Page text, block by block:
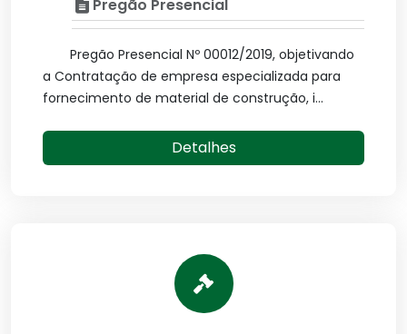
Pregão Presencial
Pregão Presencial Nº 00012/2019, objetivando
a Contratação de empresa especializada para
fornecimento de material de construção, i...
Detalhes